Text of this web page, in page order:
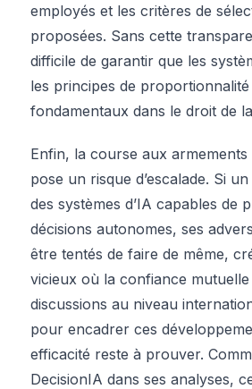
employés et les critères de
proposées. Sans cette
difficile de garantir que les
les principes de
fondamentaux dans le droit de
Enfin, la course aux armements
pose un risque d’escalade. Si
des systèmes d’IA capables de
décisions autonomes, ses
être tentés de faire de même,
vicieux où la confiance mutuelle
discussions au niveau
pour encadrer ces
efficacité reste à prouver.
DecisionIA dans ses analyses,